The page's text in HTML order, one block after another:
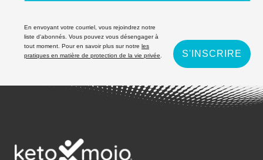
En envoyant votre courriel, vous rejoindrez notre
liste d'abonnés. Vous pouvez vous désengager à
tout moment. Pour en savoir plus sur notre les
pratiques en matière de protection de la vie privée. S'INSCRIRE